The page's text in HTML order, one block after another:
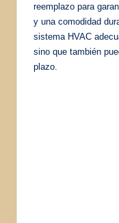
reemplazo para
y una comodidad
sistema HVAC
sino que también
plazo.